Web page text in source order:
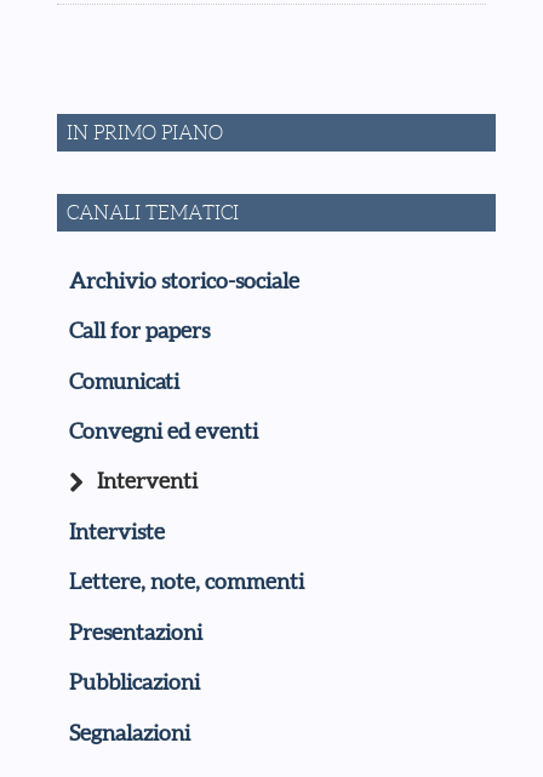
IN PRIMO PIANO
CANALI TEMATICI
Archivio storico-sociale
Call for papers
Comunicati
Convegni ed eventi
Interventi
Interviste
Lettere, note, commenti
Presentazioni
Pubblicazioni
Segnalazioni